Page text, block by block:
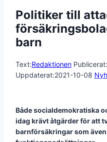
Politiker till
barn
Text:Redaktionen Publicerat:
Uppdaterat:2021-10-08
Både socialdemokratiska
idag krävt åtgärder för att
barnförsäkringar som